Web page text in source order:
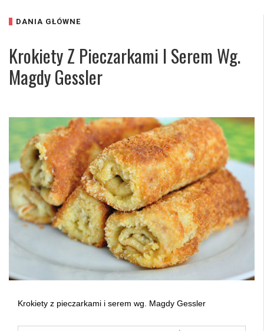
DANIA GŁÓWNE
Krokiety Z Pieczarkami I Serem Wg.
Magdy Gessler
Krokiety z pieczarkami i serem wg. Magdy Gessler